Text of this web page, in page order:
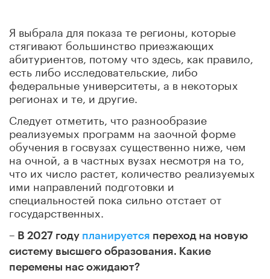
Я выбрала для показа те регионы, которые
стягивают большинство приезжающих
абитуриентов, потому что здесь, как правило,
есть либо исследовательские, либо
федеральные университеты, а в некоторых
регионах и те, и другие.
Следует отметить, что разнообразие
реализуемых программ на заочной форме
обучения в госвузах существенно ниже, чем
на очной, а в частных вузах несмотря на то,
что их число растет, количество реализуемых
ими направлений подготовки и
специальностей пока сильно отстает от
государственных.
– В 2027 году планируется переход на новую
систему высшего образования. Какие
перемены нас ожидают?